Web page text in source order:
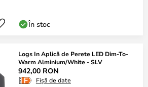
În stoc
Logs In Aplică de Perete LED Dim-To-
Warm Alminium/White - SLV
942,00 RON
Fișă de date